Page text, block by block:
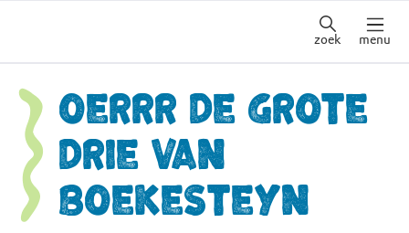
zoek menu
OERRR De grote
drie van
Boekesteyn